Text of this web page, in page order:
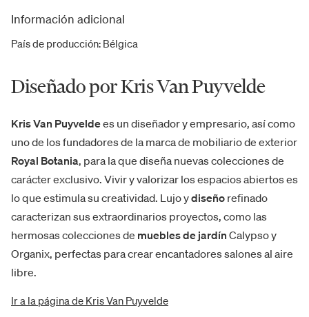
Información adicional
País de producción: Bélgica
Diseñado por Kris Van Puyvelde
Kris Van Puyveldees un diseñador y empresario, así como
uno de los fundadores de la marca de mobiliario de exterior
Royal Botania, para la que diseña nuevas colecciones de
carácter exclusivo. Vivir y valorizar los espacios abiertos es
lo que estimula su creatividad. Lujo ydiseño refinado
caracterizan sus extraordinarios proyectos, como las
hermosas colecciones de muebles de jardín Calypso y
Organix, perfectas para crear encantadores salones al aire
libre.
Ir a la página de Kris Van Puyvelde